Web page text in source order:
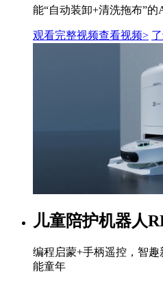
能“自动装卸+清洗拖布”
观看完整视频查看视频>
儿童陪护机器人
编程启蒙+手柄遥控，智
能童年